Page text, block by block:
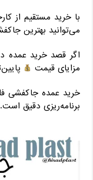
با خرید مستقیم از
می‌توانید بهترین
اگر قصد خرید عمده
مزایای قیمت
خرید عمده جاکفشی
برنامه‌ریزی دقیق است.